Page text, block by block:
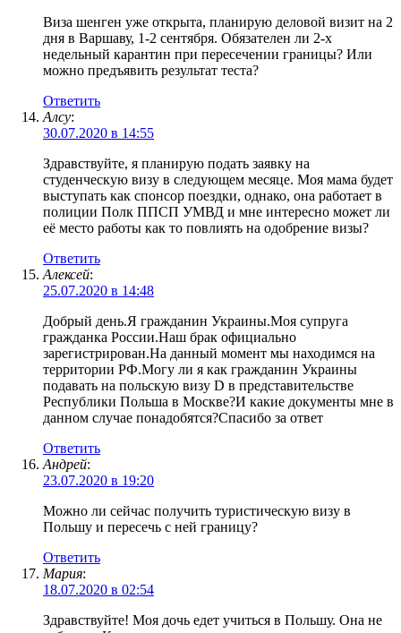
Виза шенген уже открыта, планирую деловой визит на 2
дня в Варшаву, 1-2 сентября. Обязателен ли 2-х
недельный карантин при пересечении границы? Или
можно предъявить результат теста?
Ответить
Алсу:
30.07.2020 в 14:55
Здравствуйте, я планирую подать заявку на
студенческую визу в следующем месяце. Моя мама будет
выступать как спонсор поездки, однако, она работает в
полиции Полк ППСП УМВД и мне интересно может ли
её место работы как то повлиять на одобрение визы?
Ответить
Алексей:
25.07.2020 в 14:48
Добрый день.Я гражданин Украины.Моя супруга
гражданка России.Наш брак официально
зарегистрирован.На данный момент мы находимся на
территории РФ.Могу ли я как гражданин Украины
подавать на польскую визу D в представительстве
Республики Польша в Москве?И какие документы мне в
данном случае понадобятся?Спасибо за ответ
Ответить
Андрей:
23.07.2020 в 19:20
Можно ли сейчас получить туристическую визу в
Польшу и пересечь с ней границу?
Ответить
Мария:
18.07.2020 в 02:54
Здравствуйте! Моя дочь едет учиться в Польшу. Она не